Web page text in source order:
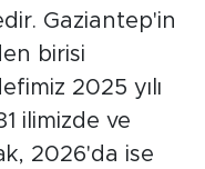
Gaziantep'in
birisi
2025 yılı
ilimizde ve
2026'da ise